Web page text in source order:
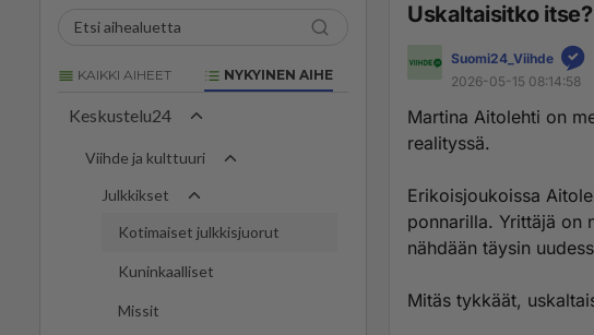
KAIKKI AIHEET NYKYINEN AIHE
Keskustelu24
Viihde ja kulttuuri
Julkkikset
Kotimaiset julkkisjuorut
Kuninkaalliset
Missit
Uskaltaisitko itse?
Suomi24_Viihde
2026-05-15 08:14:58
Martina Aitolehti on
realityssä.
Erikoisjoukoissa
ponnarilla. Yrittäjä on
nähdään täysin
Mitäs tykkäät,